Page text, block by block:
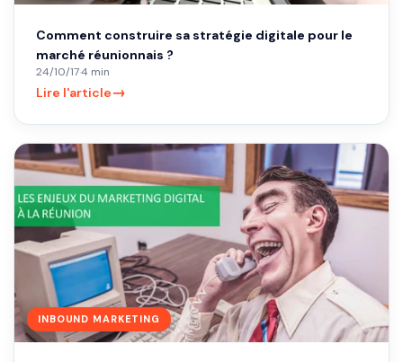
Comment construire sa stratégie digitale pour le
marché réunionnais ?
24/10/17·4 min
Lire l'article→
INBOUND MARKETING